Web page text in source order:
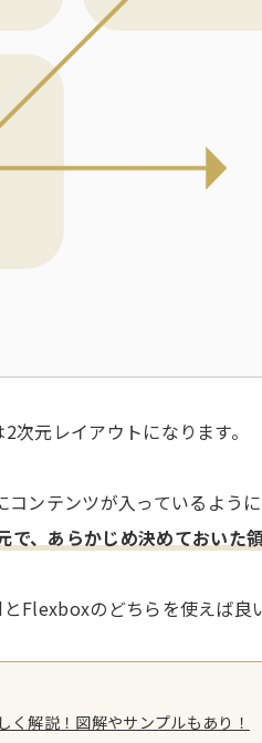
元レイアウトになります。
ンテンツが入っているように
で、あらかじめ決めておいた
Flexboxのどちらを使えば良
解説！図解やサンプルもあり！